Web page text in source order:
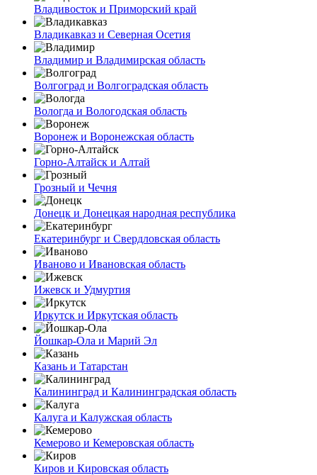
Владивосток и Приморский край
Владикавказ и Северная Осетия
Владимир и Владимирская область
Волгоград и Волгоградская область
Вологда и Вологодская область
Воронеж и Воронежская область
Горно-Алтайск и Алтай
Грозный и Чечня
Донецк и Донецкая народная республика
Екатеринбург и Свердловская область
Иваново и Ивановская область
Ижевск и Удмуртия
Иркутск и Иркутская область
Йошкар-Ола и Марий Эл
Казань и Татарстан
Калининград и Калининградская область
Калуга и Калужская область
Кемерово и Кемеровская область
Киров и Кировская область